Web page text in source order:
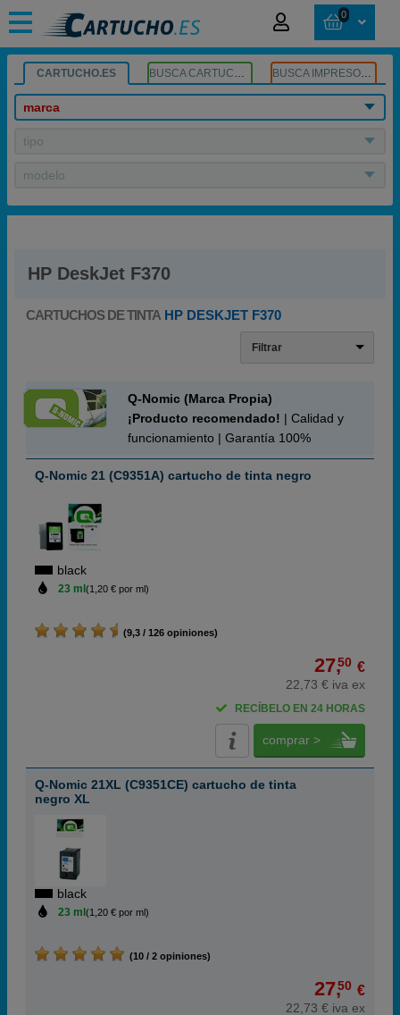
0
CARTUCHO.ES BUSCA CARTUCHOS BUSCA IMPRESORA
marca
tipo
modelo
HP DeskJet F370
CARTUCHOS DE TINTA HP DESKJET F370
Filtrar
Q-Nomic (Marca Propia)
¡Producto recomendado! | Calidad y
funcionamiento | Garantía 100%
Q-Nomic 21 (C9351A) cartucho de tinta negro
black
23 ml (1,20 € por ml)
(9,3 / 126 opiniones)
27,50 €
22,73 € iva ex
RECÍBELO EN 24 HORAS
comprar >
Q-Nomic 21XL (C9351CE) cartucho de tinta
negro XL
black
23 ml (1,20 € por ml)
(10 / 2 opiniones)
27,50 €
22,73 € iva ex